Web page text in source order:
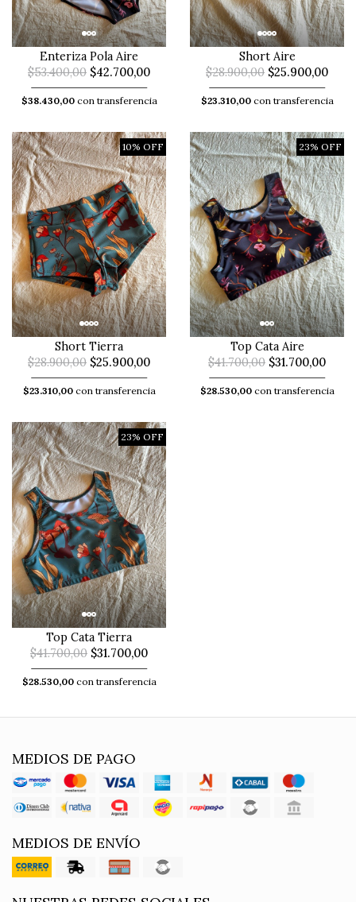
Enteriza Pola Aire
$53.400,00 $42.700,00
$38.430,00con transferencia
Short Aire
$28.900,00 $25.900,00
$23.310,00con transferencia
10% OFF
Short Tierra
$28.900,00 $25.900,00
$23.310,00con transferencia
23% OFF
Top Cata Aire
$41.700,00 $31.700,00
$28.530,00con transferencia
23% OFF
Top Cata Tierra
$41.700,00 $31.700,00
$28.530,00con transferencia
MEDIOS DE PAGO
MEDIOS DE ENVÍO